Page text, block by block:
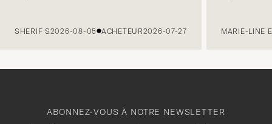
SHERIF S2026-08-05 ACHETEUR2026-07-27 MARIE-LINE
ABONNEZ-VOUS À NOTRE NEWSLETTER